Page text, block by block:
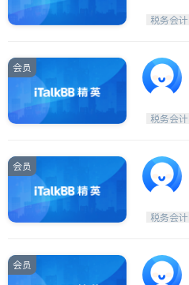
税务会计
会员
税务会计
会员
税务会计
会员